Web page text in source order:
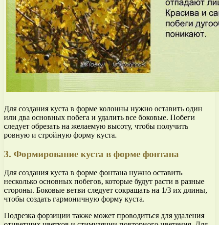
Для создания куста в форме колонны нужно оставить один
или два основных побега и удалить все боковые. Побеги
следует обрезать на желаемую высоту, чтобы получить
ровную и стройную форму куста.
3. Формирование куста в форме фонтана
Для создания куста в форме фонтана нужно оставить
несколько основных побегов, которые будут расти в разные
стороны. Боковые ветви следует сокращать на 1/3 их длины,
чтобы создать гармоничную форму куста.
Подрезка форзиции также может проводиться для удаления